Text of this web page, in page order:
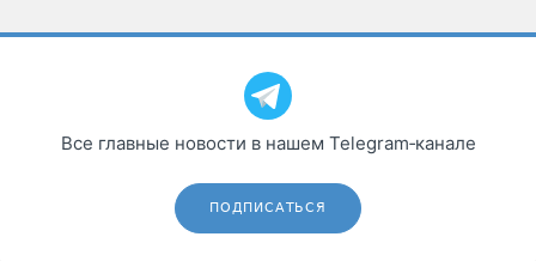
Все главные новости в нашем Telegram‑канале
ПОДПИСАТЬСЯ